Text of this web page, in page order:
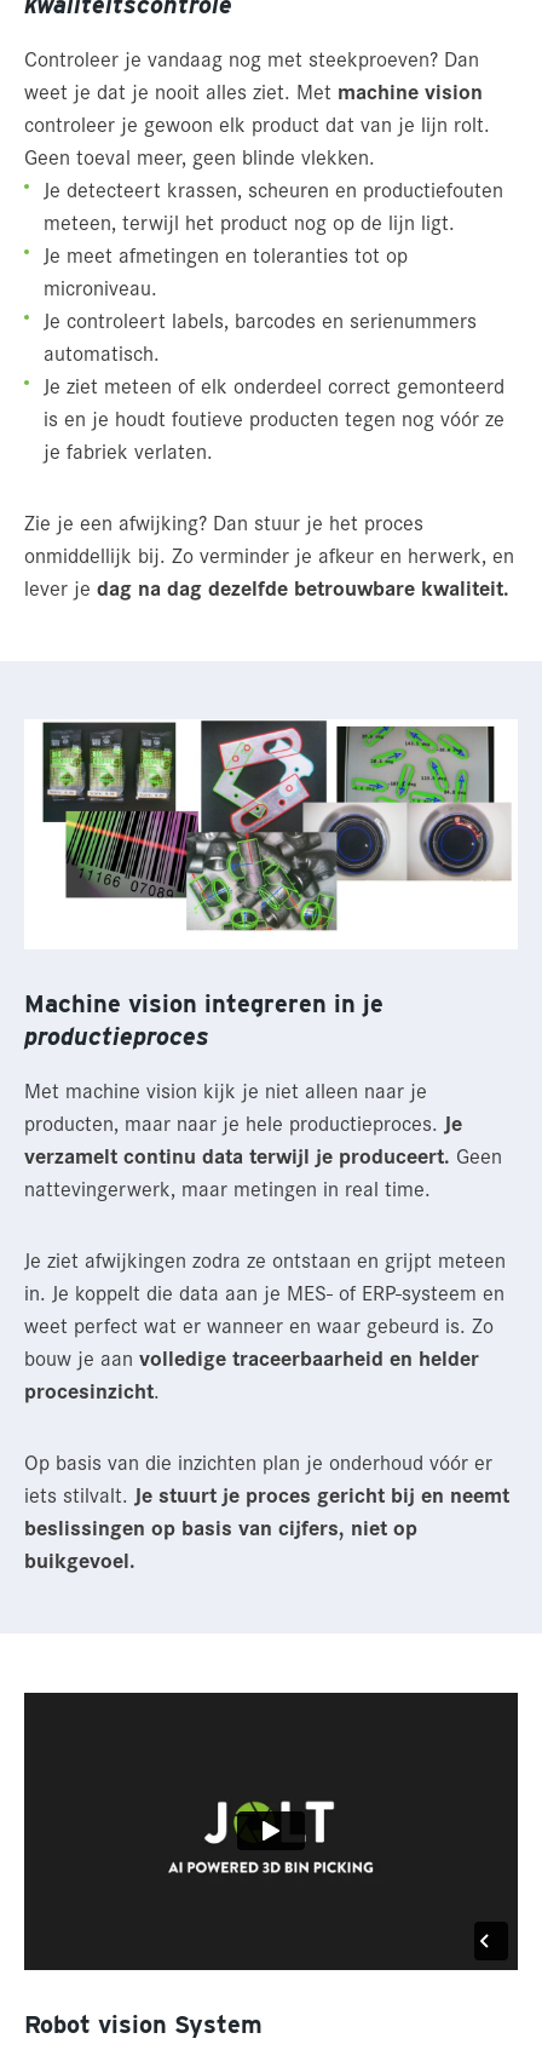
Controleer je vandaag nog met steekproeven? Dan
weet je dat je nooit alles ziet. Met machinevision
controleer je gewoon elk product dat van je lijn rolt.
Geen toeval meer, geen blinde vlekken.
Je detecteert krassen, scheuren en productiefouten
meteen, terwijl het product nog op de lijn ligt.
Je meet afmetingen en toleranties tot op
microniveau.
Je controleert labels, barcodes en serienummers
automatisch.
Je ziet meteen of elk onderdeel correct gemonteerd
is en je houdt foutieve producten tegen nog vóór ze
je fabriek verlaten.
Zie je een afwijking? Dan stuur je het proces
onmiddellijk bij. Zo verminder je afkeur en herwerk, en
lever je dag na dag dezelfde betrouwbare kwaliteit.
Machine vision integreren in je
productieproces
Met machine vision kijk je niet alleen naar je
producten, maar naar je hele productieproces. Je
verzamelt continu data terwijl je produceert. Geen
nattevingerwerk, maar metingen in real time.
Je ziet afwijkingen zodra ze ontstaan en grijpt meteen
in. Je koppelt die data aan je MES- of ERP-systeem en
weet perfect wat er wanneer en waar gebeurd is. Zo
bouw je aan volledige traceerbaarheid en helder
procesinzicht.
Op basis van die inzichten plan je onderhoud vóór er
iets stilvalt. Je stuurt je proces gericht bij en neemt
beslissingen op basis van cijfers, niet op
buikgevoel.
Robot vision System